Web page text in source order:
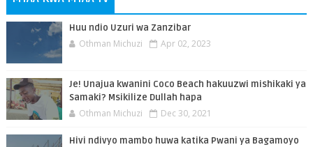
Huu ndio Uzuri wa Zanzibar
Othman Michuzi Apr 02, 2023
Je! Unajua kwanini Coco Beach hakuuzwi mishikaki ya
Samaki? Msikilize Dullah hapa
Othman Michuzi Dec 30, 2021
Hivi ndivyo mambo huwa katika Pwani ya Bagamoyo